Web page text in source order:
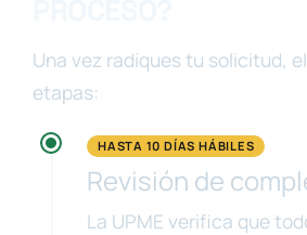
Una vez radiques tu solicitud,
etapas:
HASTA 10 DÍAS HÁBILES
Revisión de
La UPME verifica que